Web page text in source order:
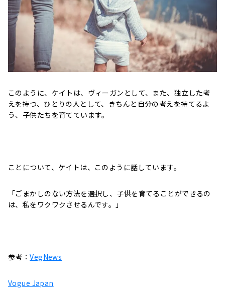
このように、ケイトは、ヴィーガンとして、また、独立した考
えを持つ、ひとりの人として、きちんと自分の考えを持てるよ
う、子供たちを育てています。
ことについて、ケイトは、このように話しています。
「ごまかしのない方法を選択し、子供を育てることができるの
は、私をワクワクさせるんです。」
参考：VegNews
Vogue Japan